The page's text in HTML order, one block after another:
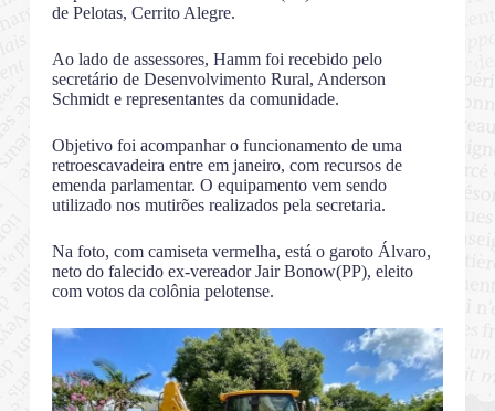
de Pelotas, Cerrito Alegre.
Ao lado de assessores, Hamm foi recebido pelo
secretário de Desenvolvimento Rural, Anderson
Schmidt e representantes da comunidade.
Objetivo foi acompanhar o funcionamento de uma
retroescavadeira entre em janeiro, com recursos de
emenda parlamentar. O equipamento vem sendo
utilizado nos mutirões realizados pela secretaria.
Na foto, com camiseta vermelha, está o garoto Álvaro,
neto do falecido ex-vereador Jair Bonow(PP), eleito
com votos da colônia pelotense.